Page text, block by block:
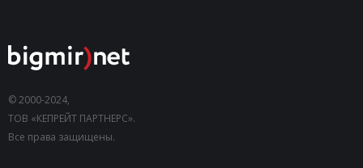
© 2000-2024,
ТОВ «КЕПРЕЙТ ПАРТНЕРС».
Все права защищены.